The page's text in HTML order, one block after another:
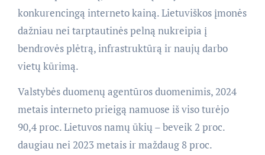
konkurencingą interneto kainą. Lietuviškos įmonės
dažniau nei tarptautinės pelną nukreipia į
bendrovės plėtrą, infrastruktūrą ir naujų darbo
vietų kūrimą.
Valstybės duomenų agentūros duomenimis, 2024
metais interneto prieigą namuose iš viso turėjo
90,4 proc. Lietuvos namų ūkių – beveik 2 proc.
daugiau nei 2023 metais ir maždaug 8 proc.